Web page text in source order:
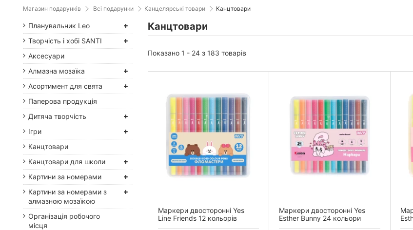
Магазин подарунків Всі подарунки Канцелярські товари Канцтовари
Канцтовари
Показано 1 - 24 з 183 товарів
Маркери двосторонні Yes
Line Friends 12 кольорів
Маркери двосторонні Yes
Esther Bunny 24 кольори
Планувальник Leo
Творчість і хобі SANTI
Аксесуари
Алмазна мозаїка
Асортимент для свята
Паперова продукція
Дитяча творчість
Ігри
Канцтовари
Канцтовари для школи
Картини за номерами
Картини за номерами з
алмазною мозаїкою
Організація робочого
місця